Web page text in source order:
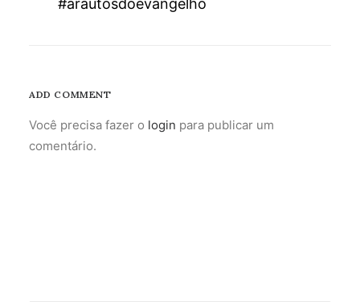
#arautosdoevangelho
ADD COMMENT
Você precisa fazer o login para publicar um
comentário.